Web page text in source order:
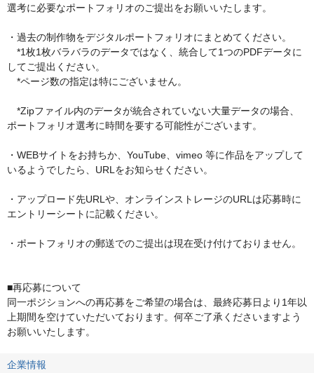
選考に必要なポートフォリオのご提出をお願いいたします。
・過去の制作物をデジタルポートフォリオにまとめてください。
*1枚1枚バラバラのデータではなく、統合して1つのPDFデータに
してご提出ください。
*ページ数の指定は特にございません。
*Zipファイル内のデータが統合されていない大量データの場合、
ポートフォリオ選考に時間を要する可能性がございます。
・WEBサイトをお持ちか、YouTube、vimeo 等に作品をアップして
いるようでしたら、URLをお知らせください。
・アップロード先URLや、オンラインストレージのURLは応募時に
エントリーシートに記載ください。
・ポートフォリオの郵送でのご提出は現在受け付けておりません。
■再応募について
同一ポジションへの再応募をご希望の場合は、最終応募日より1年以
上期間を空けていただいております。何卒ご了承くださいますよう
お願いいたします。
企業情報